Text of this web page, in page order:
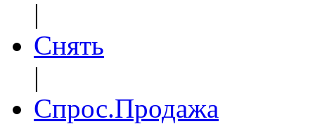
|
Снять
|
Спрос.Продажа